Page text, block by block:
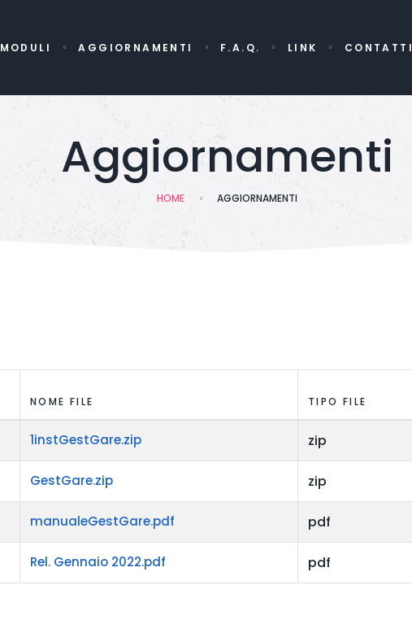
MODULI AGGIORNAMENTI F.A.Q. LINK CONTATTI
Aggiornamenti
HOME AGGIORNAMENTI
NOME FILE TIPO FILE
1instGestGare.zip zip
GestGare.zip zip
manualeGestGare.pdf pdf
Rel. Gennaio 2022.pdf pdf